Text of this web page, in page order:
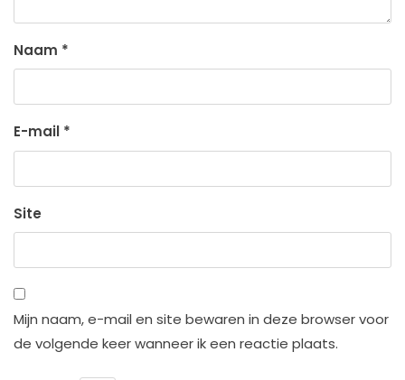
Naam *
E-mail *
Site
Mijn naam, e-mail en site bewaren in deze browser voor
de volgende keer wanneer ik een reactie plaats.